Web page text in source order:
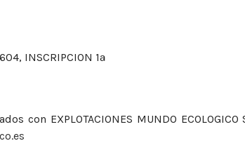
INSCRIPCION 1ª
con EXPLOTACIONES MUNDO